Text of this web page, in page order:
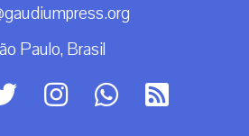
Paulo, Brasil